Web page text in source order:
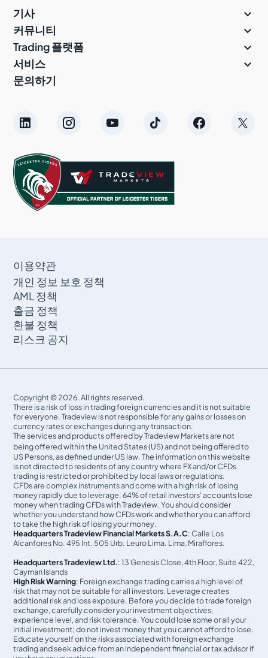
기사 
커뮤니티 
Trading 플랫폼 
서비스 
문의하기
이용약관
개인 정보 보호 정책
AML 정책
출금 정책
환불 정책
리스크 공지
Copyright © 2026. All rights reserved.
There is a risk of loss in trading foreign currencies and it is not suitable
for everyone. Tradeview is not responsible for any gains or losses on
currency rates or exchanges during any transaction.
The services and products offered by Tradeview Markets are not
being offered within the United States (US) and not being oﬀered to
US Persons, as defined under US law. The information on this website
is not directed to residents of any country where FX and/or CFDs
trading is restricted or prohibited by local laws or regulations.
CFDs are complex instruments and come with a high risk of losing
money rapidly due to leverage. 64% of retail investors' accounts lose
money when trading CFDs with Tradeview. You should consider
whether you understand how CFDs work and whether you can afford
to take the high risk of losing your money.
Headquarters Tradeview Financial Markets S.A.C: Calle Los
Alcanfores No. 495 Int. 505 Urb. Leuro Lima. Lima, Miraflores.
Headquarters Tradeview Ltd.: 13 Genesis Close, 4th Floor, Suite 422,
Cayman Islands
High Risk Warning: Foreign exchange trading carries a high level of
risk that may not be suitable for all investors. Leverage creates
additional risk and loss exposure. Before you decide to trade foreign
exchange, carefully consider your investment objectives,
experience level, and risk tolerance. You could lose some or all your
initial investment; do not invest money that you cannot afford to lose.
Educate yourself on the risks associated with foreign exchange
trading and seek advice from an independent financial or tax advisor if